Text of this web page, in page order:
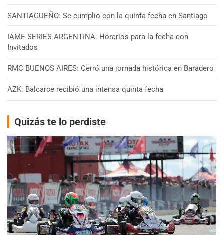
SANTIAGUEÑO: Se cumplió con la quinta fecha en Santiago
IAME SERIES ARGENTINA: Horarios para la fecha con
Invitados
RMC BUENOS AIRES: Cerró una jornada histórica en Baradero
AZK: Balcarce recibió una intensa quinta fecha
Quizás te lo perdiste